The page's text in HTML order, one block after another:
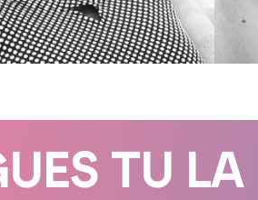
TU LA